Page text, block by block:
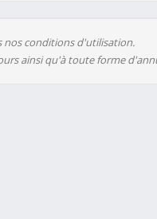
nos conditions d'utilisation.
ainsi qu'à toute forme